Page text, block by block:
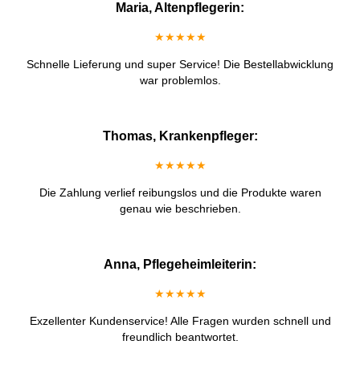
Maria, Altenpflegerin:
★★★★★
Schnelle Lieferung und super Service! Die Bestellabwicklung
war problemlos.
Thomas, Krankenpfleger:
★★★★★
Die Zahlung verlief reibungslos und die Produkte waren
genau wie beschrieben.
Anna, Pflegeheimleiterin:
★★★★★
Exzellenter Kundenservice! Alle Fragen wurden schnell und
freundlich beantwortet.